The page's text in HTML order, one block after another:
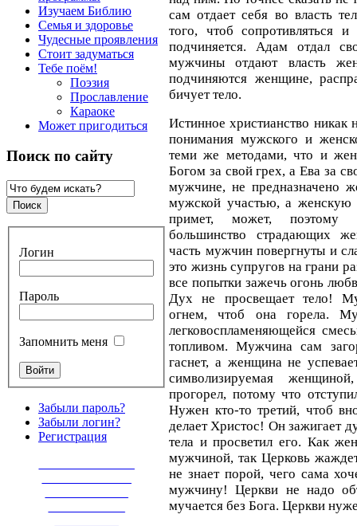
Изучаем Библию
Семья и здоровье
Чудесные проявления
Стоит задуматься
Тебе поём!
Поэзия
Прославление
Караоке
Может пригодиться
Поиск по сайту
Логин
Пароль
Запомнить меня
Забыли пароль?
Забыли логин?
Регистрация
сам отдает себя во власть
того, чтоб сопротивляться
подчиняется. Адам отдал
мужчины отдают власть
подчиняются женщине,
бичует тело.
Истинное христианство никак
понимания мужского и
теми же методами, что и
Богом за свой грех, а Ева за
мужчине, не предназначено
мужской участью, а женскую
примет, может, поэтому
большинство страдающих
часть мужчин повергнуты и
это жизнь супругов на грани
все попытки зажечь огонь
Дух не просвещает тело!
огнем, чтоб она горела.
легковоспламеняющейся
топливом. Мужчина сам
гаснет, а женщина не
символизируемая
прогорел, потому что
Нужен кто-то третий, чтоб
делает Христос! Он зажигает
тела и просветил его. Как
мужчиной, так Церковь
не знает порой, чего сама
мужчину! Церкви не надо
мучается без Бога. Церкви